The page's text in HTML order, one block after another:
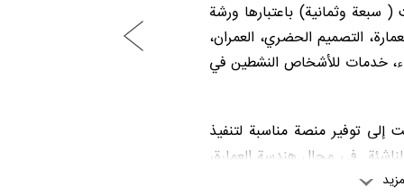
المتجددة
وثمانية) باعتبارها ورشة
التصميم الحضري، العمران،
خدمات للأشخاص النشطين في
توفير منصة مناسبة لتنفيذ
في مجال هندسة العمارة،
الصناعي و صناعة البناء و